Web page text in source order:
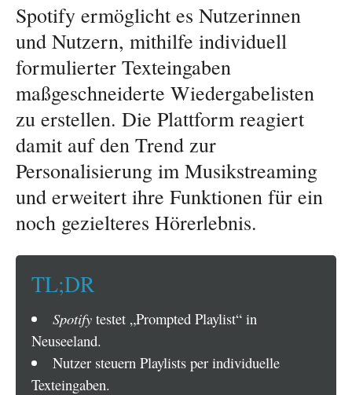
Spotify ermöglicht es Nutzerinnen
und Nutzern, mithilfe individuell
formulierter Texteingaben
maßgeschneiderte Wiedergabelisten
zu erstellen. Die Plattform reagiert
damit auf den Trend zur
Personalisierung im Musikstreaming
und erweitert ihre Funktionen für ein
noch gezielteres Hörerlebnis.
TL;DR
Spotifytestet „Prompted Playlist“ in
Neuseeland.
Nutzer steuern Playlists per individuelle
Texteingaben.